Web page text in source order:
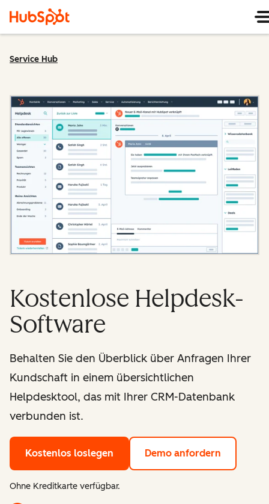
Service Hub
Kostenlose Helpdesk-
Software
Behalten Sie den Überblick über Anfragen Ihrer
Kundschaft in einem übersichtlichen
Helpdesktool, das mit Ihrer CRM-Datenbank
verbunden ist.
Kostenlos loslegen Demo anfordern
Ohne Kreditkarte verfügbar.